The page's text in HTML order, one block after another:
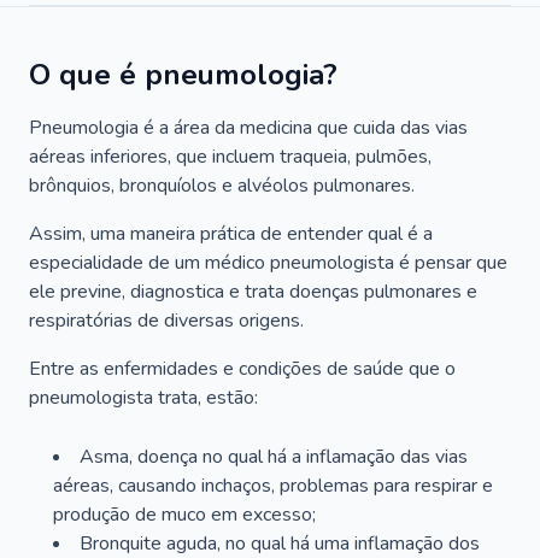
O que é pneumologia?
Pneumologia é a área da medicina que cuida das vias
aéreas inferiores, que incluem traqueia, pulmões,
brônquios, bronquíolos e alvéolos pulmonares.
Assim, uma maneira prática de entender qual é a
especialidade de um médico pneumologista é pensar que
ele previne, diagnostica e trata doenças pulmonares e
respiratórias de diversas origens.
Entre as enfermidades e condições de saúde que o
pneumologista trata, estão:
Asma, doença no qual há a inflamação das vias
aéreas, causando inchaços, problemas para respirar e
produção de muco em excesso;
Bronquite aguda, no qual há uma inflamação dos